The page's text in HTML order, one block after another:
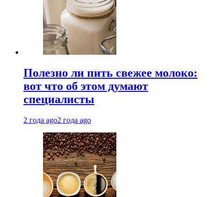
Полезно ли пить свежее молоко:
вот что об этом думают
специалисты
2 года ago2 года ago